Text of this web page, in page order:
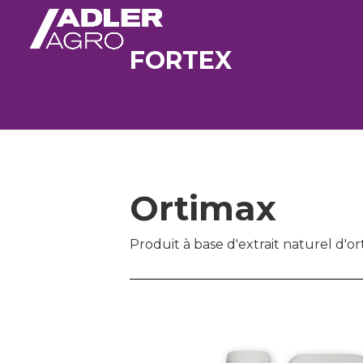
FORTEX
Ortimax
Produit à base d'extrait naturel